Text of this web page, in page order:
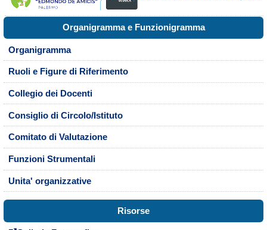
Organigramma e Funzionigramma
Organigramma
Ruoli e Figure di Riferimento
Collegio dei Docenti
Consiglio di Circolo/Istituto
Comitato di Valutazione
Funzioni Strumentali
Unita' organizzative
Risorse